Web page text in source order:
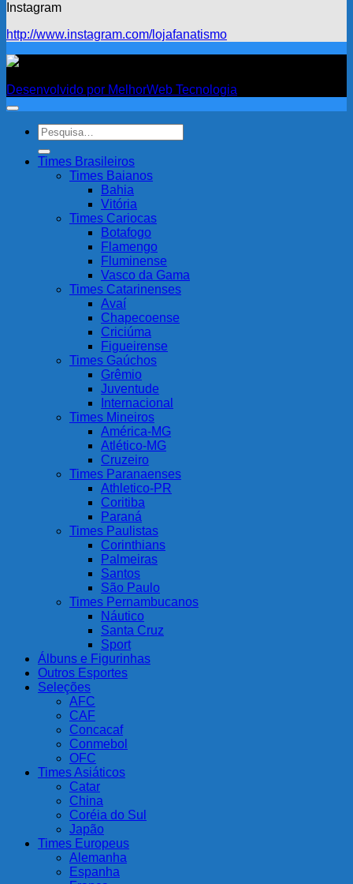
Instagram
http://www.instagram.com/lojafanatismo
Desenvolvido por MelhorWeb Tecnologia
Pesquisar
por:
Times Brasileiros
Times Baianos
Bahia
Vitória
Times Cariocas
Botafogo
Flamengo
Fluminense
Vasco da Gama
Times Catarinenses
Avaí
Chapecoense
Criciúma
Figueirense
Times Gaúchos
Grêmio
Juventude
Internacional
Times Mineiros
América-MG
Atlético-MG
Cruzeiro
Times Paranaenses
Athletico-PR
Coritiba
Paraná
Times Paulistas
Corinthians
Palmeiras
Santos
São Paulo
Times Pernambucanos
Náutico
Santa Cruz
Sport
Álbuns e Figurinhas
Outros Esportes
Seleções
AFC
CAF
Concacaf
Conmebol
OFC
Times Asiáticos
Catar
China
Coréia do Sul
Japão
Times Europeus
Alemanha
Espanha